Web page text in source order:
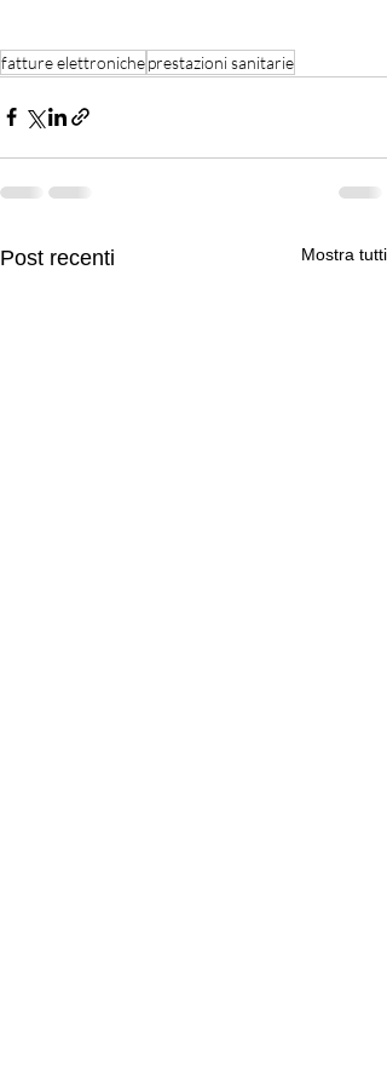
fatture elettronicheprestazioni sanitarie
Post recenti Mostra tutti